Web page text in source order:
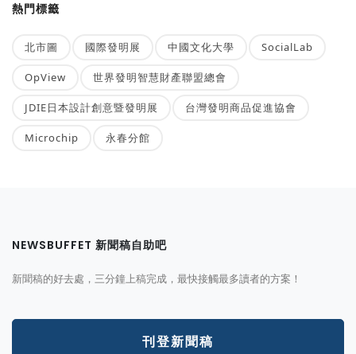
熱門標籤
北市圖 國際發明展 中國文化大學 SocialLab
OpView 世界發明智慧財產聯盟總會
JDIE日本設計創意暨發明展 台灣發明商品促進協會
Microchip 永春分館
NEWSBUFFET 新聞稿自助吧
新聞稿的好去處，三分鐘上稿完成，最快接觸最多讀者的方案！
刊登新聞稿